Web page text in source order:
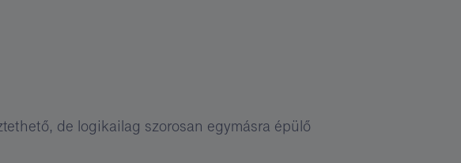
de logikailag szorosan egymásra épülő